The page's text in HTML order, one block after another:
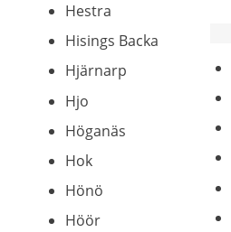
Hestra
Hisings Backa
Hjärnarp
Hjo
Höganäs
Hok
Hönö
Höör